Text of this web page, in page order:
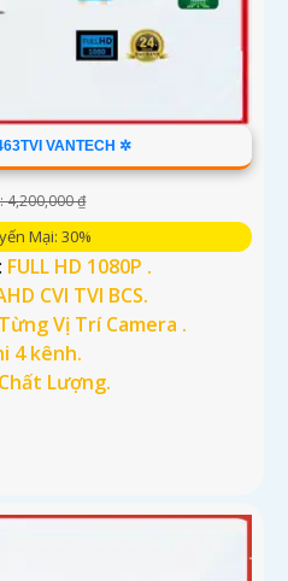
VANTECH ✲
4,200,000 ₫
Mại: 30%
FULL HD 1080P .
CVI TVI BCS.
Từng Vị Trí Camera .
4 kênh.
Lượng.